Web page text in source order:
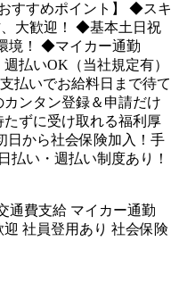
すすめポイント】 ◆スキ
大歓迎！ ◆基本土日祝
境！ ◆マイカー通勤
払いOK（当社規定有）
払いでお給料日まで待て
ンタン登録＆申請だけ
ずに受け取れる福利厚
から社会保険加入！手
い・週払い制度あり！
通費支給 マイカー通勤
迎 社員登用あり 社会保険